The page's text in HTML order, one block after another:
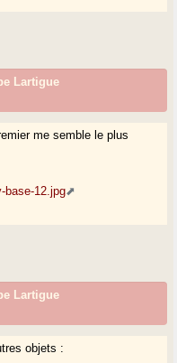
Lartigue
me semble le plus
base-12.jpg
Lartigue
objets :